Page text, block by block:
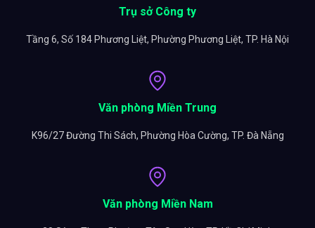
Trụ sở Công ty
Tầng 6, Số 184 Phương Liệt, Phường Phương Liệt, TP. Hà Nội
Văn phòng Miền Trung
K96/27 Đường Thi Sách, Phường Hòa Cường, TP. Đà Nẵng
Văn phòng Miền Nam